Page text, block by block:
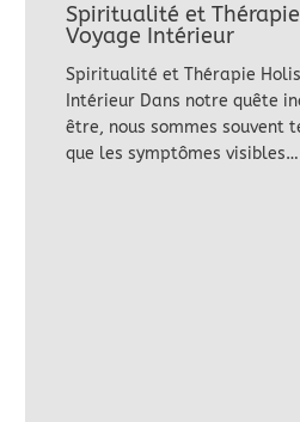
Spiritualité et
Voyage Intérieur
Spiritualité et Thérapie
Intérieur Dans notre quête
être, nous sommes souvent
que les symptômes visibles…